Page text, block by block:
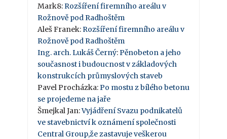
Mark8: Rozšíření firemního areálu v
Rožnově pod Radhoštěm
Aleš Franek: Rozšíření firemního areálu v
Rožnově pod Radhoštěm
Ing. arch. Lukáš Černý: Pěnobeton a jeho
současnost i budoucnost v základových
konstrukcích průmyslových staveb
Pavel Procházka: Po mostu z bílého betonu
se projedeme na jaře
Šmejkal Jan:Vyjádření Svazu podnikatelů
ve stavebnictví k oznámení společnosti
Central Group,že zastavuje veškerou